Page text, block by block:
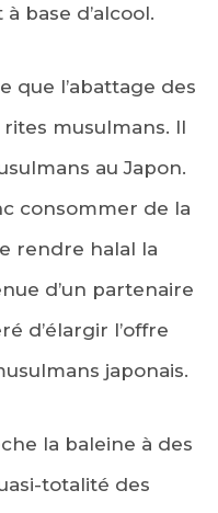
base d’alcool.
que l’abattage des
musulmans. Il
au Japon.
consommer de la
rendre halal la
d’un partenaire
d’élargir l’offre
japonais.
la baleine à des
totalité des